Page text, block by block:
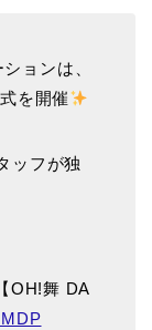
ョンは、
を開催
ッフが独
OH!舞 DA